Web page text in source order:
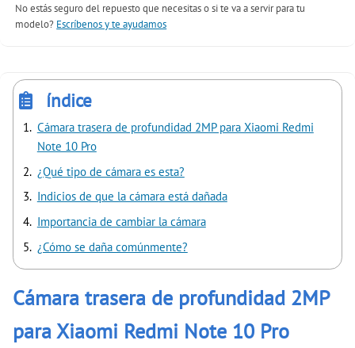
No estás seguro del repuesto que necesitas o si te va a servir para tu
modelo? Escríbenos y te ayudamos
índice
Cámara trasera de profundidad 2MP para Xiaomi Redmi
Note 10 Pro
¿Qué tipo de cámara es esta?
Indicios de que la cámara está dañada
Importancia de cambiar la cámara
¿Cómo se daña comúnmente?
Cámara trasera de profundidad 2MP
para Xiaomi Redmi Note 10 Pro